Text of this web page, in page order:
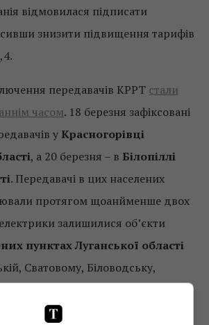
відмовилася підписати
знизити підвищення тарифів
передавачів КРРТ стали
часом. 18 березня зафіксовані
у Красногорівці
, а 20 березня – в Білопіллі
. Передавачі в цих населених
протягом щоанйменше двох
електрики залишилися об’єкти
пунктах Луганської області
Сватовому, Біловодську,
та Лисичанську), вони досі не
із заборгованістю перед